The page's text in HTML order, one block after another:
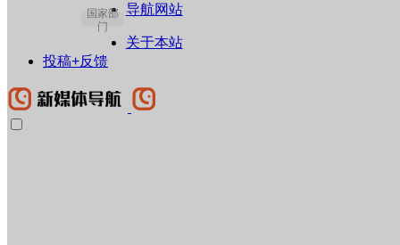
国家部
门
导航网站
关于本站
投稿+反馈